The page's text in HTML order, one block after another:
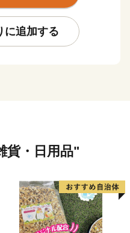
が遡上し、山々が赤や黄
キー、スケート、スノー
ですが、道内にはアイヌ
てきた古式舞踊や本州か
民俗芸能や祭りなど、特
に追加する
貨・日用品"